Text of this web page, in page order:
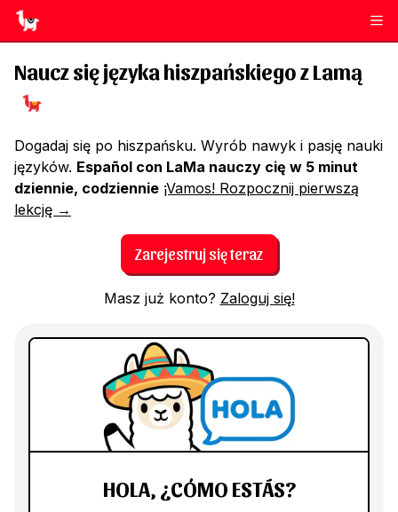
Naucz się języka hiszpańskiego z Lamą
Dogadaj się po hiszpańsku. Wyrób nawyk i pasję nauki
języków. Español con LaMa nauczy cię w 5 minut
dziennie, codziennie ¡Vamos! Rozpocznij pierwszą
lekcję →
Zarejestruj się teraz
Masz już konto? Zaloguj się!
HOLA, ¿CÓMO ESTÁS?